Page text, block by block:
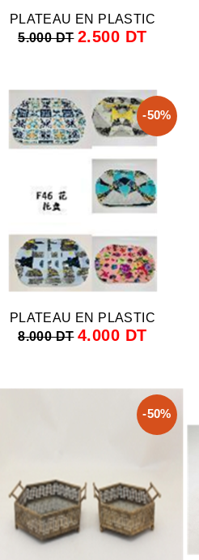
PLATEAU EN PLASTIC
5.000 DT 2.500 DT
-50%
PLATEAU EN PLASTIC
8.000 DT 4.000 DT
-50%